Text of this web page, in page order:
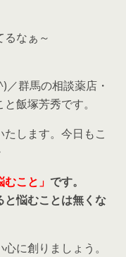
なぁ～
群馬の相談薬店・
飯塚芳秀です。
します。今日もこ
むこと」 です。
と悩むことは無くな
に創りましょう。